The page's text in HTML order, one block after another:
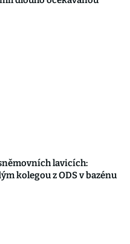
lavicích:
kolegou z ODS v bazénu